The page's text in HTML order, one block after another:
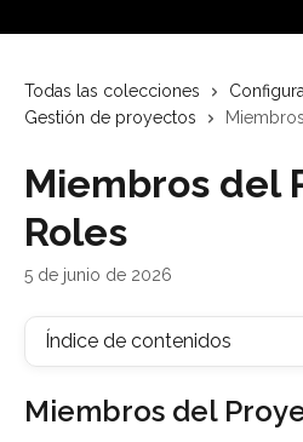
Todas las colecciones
Gestión de proyectos
Miembros del
Roles
5 de junio de 2026
Índice de contenidos
Miembros del